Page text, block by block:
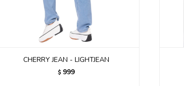
CHERRY JEAN - LIGHTJEAN
$ 999